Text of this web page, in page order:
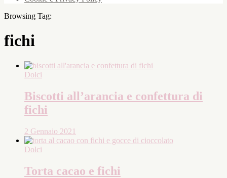
Browsing Tag:
fichi
Dolci
Biscotti all’arancia e confettura di
fichi
2 Gennaio 2021
Dolci
Torta cacao e fichi